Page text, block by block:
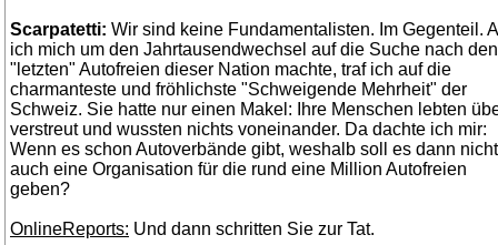
Scarpatetti: Wir sind keine Fundamentalisten. Im Gegenteil.
ich mich um den Jahrtausendwechsel auf die Suche nach den
"letzten" Autofreien dieser Nation machte, traf ich auf die
charmanteste und fröhlichste "Schweigende Mehrheit" der
Schweiz. Sie hatte nur einen Makel: Ihre Menschen lebten
verstreut und wussten nichts voneinander. Da dachte ich mir:
Wenn es schon Autoverbände gibt, weshalb soll es dann nicht
auch eine Organisation für die rund eine Million Autofreien
geben?
OnlineReports: Und dann schritten Sie zur Tat.